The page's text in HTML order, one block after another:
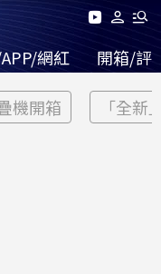
網紅 開箱/評
機開箱 「全新